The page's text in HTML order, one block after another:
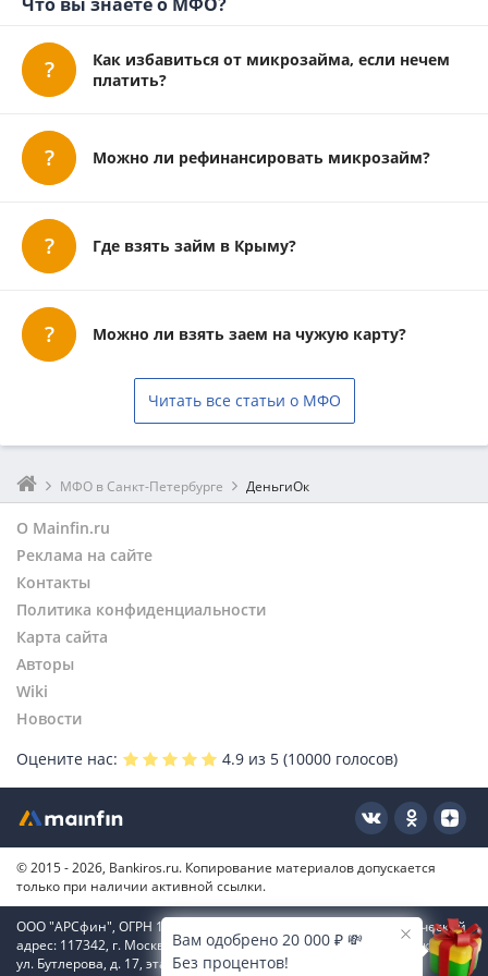
Как избавиться от микрозайма, если нечем
платить?
Можно ли рефинансировать микрозайм?
Где взять займ в Крыму?
Можно ли взять заем на чужую карту?
Читать все статьи о МФО
МФО в Санкт-Петербурге ДеньгиОк
О Mainfin.ru
Реклама на сайте
Контакты
Политика конфиденциальности
Карта сайта
Авторы
Wiki
Новости
Оцените нас:
4.9 из 5 (10000 голосов)
© 2015 - 2026, Bankiros.ru. Копирование материалов допускается
только при наличии активной ссылки.
ООО "АРСфин", ОГРН 1187746346556, ИНН 7722445717, юридический
адрес: 117342, г. Москва, вн. тер. г. муниципальный округ Коньково,
ул. Бутлерова, д. 17, этаж 4, ком. 66
Вам одобрено 20 000 ₽ 💸
Без процентов!